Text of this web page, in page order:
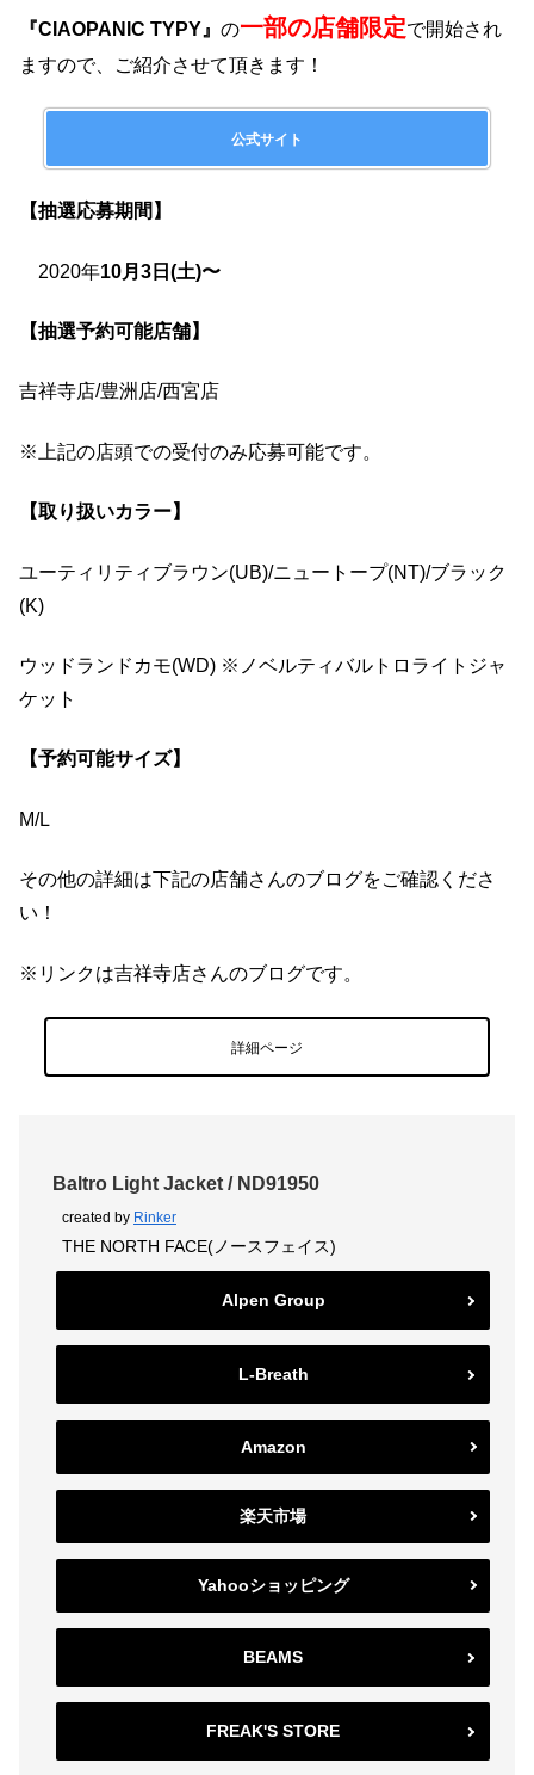
『CIAOPANIC TYPY』 の一部の店舗限定で開始され
ますので、ご紹介させて頂きます！
公式サイト
【抽選応募期間】
2020年10月3日(土)〜
【抽選予約可能店舗】
吉祥寺店/豊洲店/西宮店
※上記の店頭での受付のみ応募可能です。
【取り扱いカラー】
ユーティリティブラウン(UB)/ニュートープ(NT)/ブラック
(K)
ウッドランドカモ(WD) ※ノベルティバルトロライトジャ
ケット
【予約可能サイズ】
M/L
その他の詳細は下記の店舗さんのブログをご確認くださ
い！
※リンクは吉祥寺店さんのブログです。
詳細ページ
Baltro Light Jacket / ND91950
created by Rinker
THE NORTH FACE(ノースフェイス)
Alpen Group
L-Breath
Amazon
楽天市場
Yahooショッピング
BEAMS
FREAK'S STORE